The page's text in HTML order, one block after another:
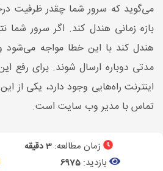
می‌گوید که سرور شما چقدر ظرفیت
بازه زمانی هندل کند. اگر سرور شما
هندل کند با این خطا مواجه می‌شود
مدتی دوباره ارسال شوند. برای رفع
اینترنت راه‌هایی وجود دارد، یکی از
تماس با مدیر وب سایت است.
زمان مطالعه: 3 دقیقه
بازدید:6975